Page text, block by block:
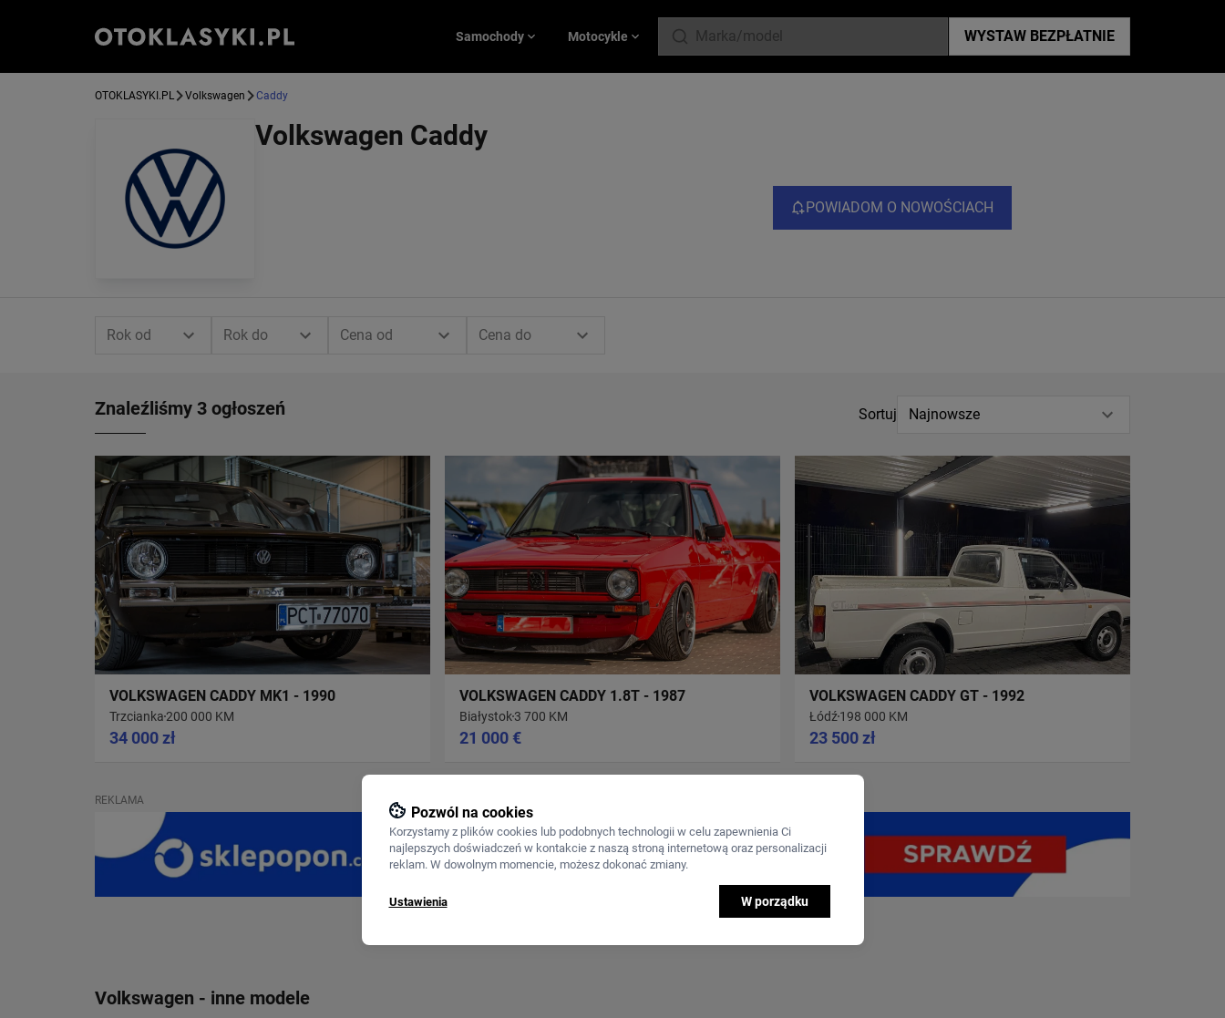
Samochody Motocykle WYSTAW BEZPŁATNIE
OTOKLASYKI.PL Volkswagen Caddy
Volkswagen Caddy
POWIADOM O NOWOŚCIACH
Rok od Rok do Cena od Cena do
Znaleźliśmy 3 ogłoszeń Sortuj Najnowsze
VOLKSWAGEN CADDY MK1 - 1990
Trzcianka200 000 KM
34 000 zł
VOLKSWAGEN CADDY 1.8T - 1987
Białystok3 700 KM
21 000 €
VOLKSWAGEN CADDY GT - 1992
Łódź198 000 KM
23 500 zł
REKLAMA
Volkswagen - inne modele
Pozwól na cookies
Korzystamy z plików cookies lub podobnych technologii w celu zapewnienia Ci
najlepszych doświadczeń w kontakcie z naszą stroną internetową oraz personalizacji
reklam. W dowolnym momencie, możesz dokonać zmiany.
Ustawienia W porządku